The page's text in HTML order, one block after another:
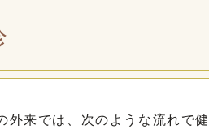
外来では、次のような流れで